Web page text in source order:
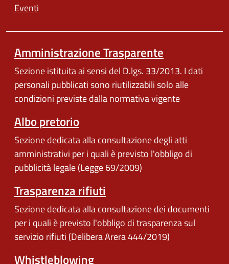
Eventi
Amministrazione Trasparente
Sezione istituita ai sensi del D.lgs. 33/2013. I dati
personali pubblicati sono riutilizzabili solo alle
condizioni previste dalla normativa vigente
Albo pretorio
Sezione dedicata alla consultazione degli atti
amministrativi per i quali è previsto l'obbligo di
pubblicità legale (Legge 69/2009)
Trasparenza rifiuti
Sezione dedicata alla consultazione dei documenti
per i quali è previsto l'obbligo di trasparenza sul
servizio rifiuti (Delibera Arera 444/2019)
Whistleblowing